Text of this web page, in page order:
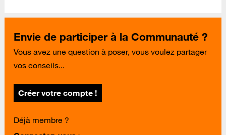
Envie de participer à la Communauté ?
Vous avez une question à poser, vous voulez partager
vos conseils...
Créer votre compte !
Déjà membre ?